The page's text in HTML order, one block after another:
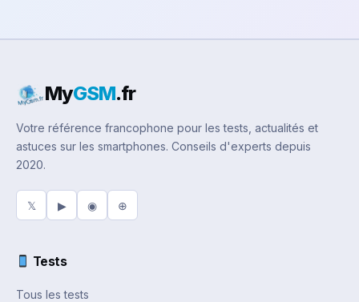
MyGSM.fr
Votre référence francophone pour les tests, actualités et
astuces sur les smartphones. Conseils d'experts depuis
2020.
𝕏 ▶ ◉ ⊕
Tests
Tous les tests